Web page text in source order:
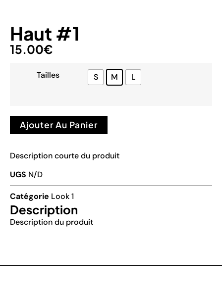
Haut #1
15.00€
Tailles S M L
Ajouter Au Panier
Description courte du produit
UGS N/D
Catégorie Look 1
Description
Description du produit